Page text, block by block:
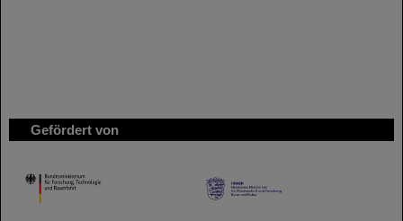
Gefördert von
HMWK